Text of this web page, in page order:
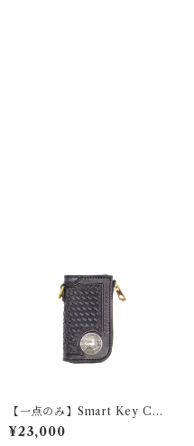
【一点のみ】Smart Key Cas
e 『GROUND Concho BAS
KET』
¥23,000